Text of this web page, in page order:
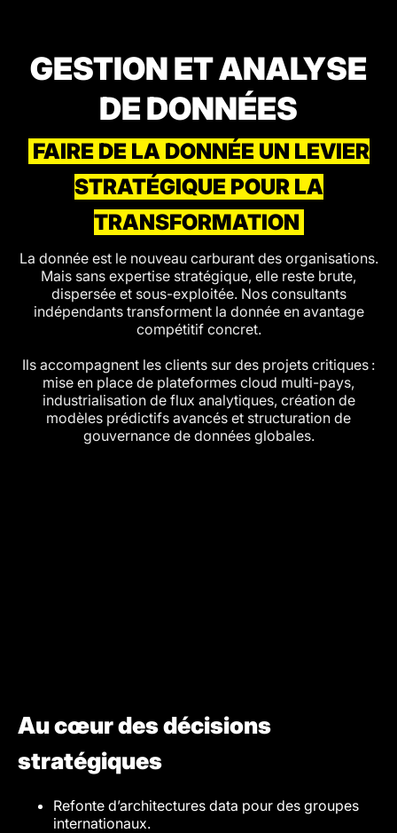
GESTION ET ANALYSE
DE DONNÉES
FAIRE DE LA DONNÉE UN LEVIER
STRATÉGIQUE POUR LA
TRANSFORMATION
La donnée est le nouveau carburant des organisations.
Mais sans expertise stratégique, elle reste brute,
dispersée et sous-exploitée. Nos consultants
indépendants transforment la donnée en avantage
compétitif concret.
Ils accompagnent les clients sur des projets critiques :
mise en place de plateformes cloud multi-pays,
industrialisation de flux analytiques, création de
modèles prédictifs avancés et structuration de
gouvernance de données globales.
Au cœur des décisions
stratégiques
Refonte d’architectures data pour des groupes
internationaux.